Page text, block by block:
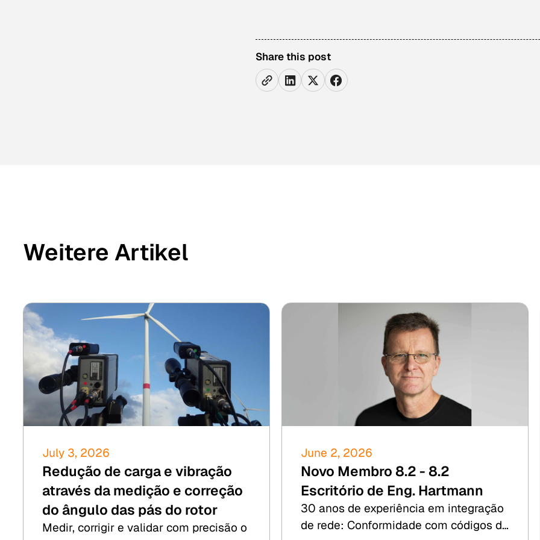
Share this post
Weitere Artikel
July 3, 2026
Redução de carga e vibração
através da medição e correção
do ângulo das pás do rotor
Medir, corrigir e validar com precisão o
June 2, 2026
Novo Membro 8.2 - 8.2
Escritório de Eng. Hartmann
30 anos de experiência em integração
de rede: Conformidade com códigos de